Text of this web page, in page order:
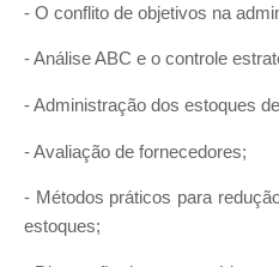
- O conflito de objetivos na
- Análise ABC e o controle
- Administração dos estoques
- Avaliação de fornecedores;
- Métodos práticos para
estoques;